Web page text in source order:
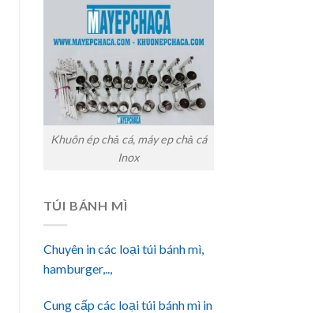
Khuôn ép chả cá, máy ep chả cá
Inox
TÚI BÁNH MÌ
Chuyên in các loại túi bánh mì,
hamburger,..,
Cung cấp các loại túi bánh mì in